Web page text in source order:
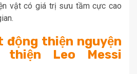
vật có giá trị sưu tầm cực cao
động thiện nguyện
Leo Messi